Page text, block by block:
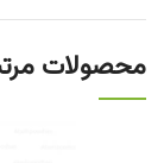
محصولات